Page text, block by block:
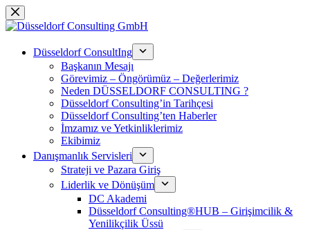
Skip
to
Düsseldorf ConsultIng
Başkanın Mesajı
Görevimiz – Öngörümüz – Değerlerimiz
Neden DÜSSELDORF CONSULTING ?
Düsseldorf Consulting’in Tarihçesi
Düsseldorf Consulting’ten Haberler
İmzamız ve Yetkinliklerimiz
Ekibimiz
Danışmanlık Servisleri
Strateji ve Pazara Giriş
Liderlik ve Dönüşüm
DC Akademi
Düsseldorf Consulting®HUB – Girişimcilik &
Yenilikçilik Üssü